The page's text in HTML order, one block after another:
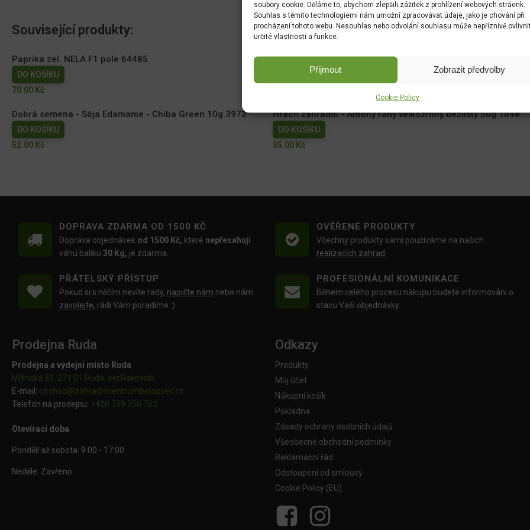
soubory cookie. Děláme to, abychom zlepšili zážitek z prohlížení webových stráenk.
Souhlas s těmito technologiemi nám umožní zpracovávat údaje, jako je chování při
procházení tohoto webu. Nesouhlas nebo odvolání souhlasu může nepříznivě
určité vlastnosti a funkce.
Přijmout Zobrazit předvolby
Cookie Policy
Související produkty:
Paprika zel. NELA F1 pole 64485
DO KOŠÍKU
70.00 Kč
Měsíček lékařský NG 1780cc
DO KOŠÍKU
Dobrá semena - Sója Edamame - Chiba Green 10g 3972
DO KOŠÍKU
52.00 Kč
Hrách zahradní - Antony raný velkozrnný bezlistý 50g 1048
DO KOŠÍKU
35.00 Kč
DOPRAVA ZDARMA OD 1500 KČ
Doprava objednávek od 1500 Kč, které nepřesahují
váhu balíku30 Kg, je zdarma.
OVĚŘENÉ PRODUKTY
Všechny produkty sami používáme na našich
realizacích zahrad.
PŘÁTELSKÝ PŘÍSTUP
Pokud si s něčím nevíte rady, napište nám nebo nám
zavolejte, rádi Vám poradíme :)
PROFESIONÁLNÍ KOMUNIKACE
Během celého procesu nákupu budete informováni o
stavu Vaší objednávky.
Prodejna Ruda
Prodejna a výdejní místo Ruda
Mlýnská 59, 271 01 Ruda, okr.Rakovník
E-mail: obchod@zahradnicentrumbelousek.cz
Telefon na prodejnu: +420 739 350 703
Otevírací doba
Pondělí až sobota: 9:00 - 17:00
Neděle: Zavřeno
Odkazy
Produkty
Můj účet
Nákupní košík
Pokladna
Zásady ochrany osobních údajů
Všeobecné obchodní podmínky
Reklamační řád
Odstoupení od smlouvy
Cookie Policy (EU)